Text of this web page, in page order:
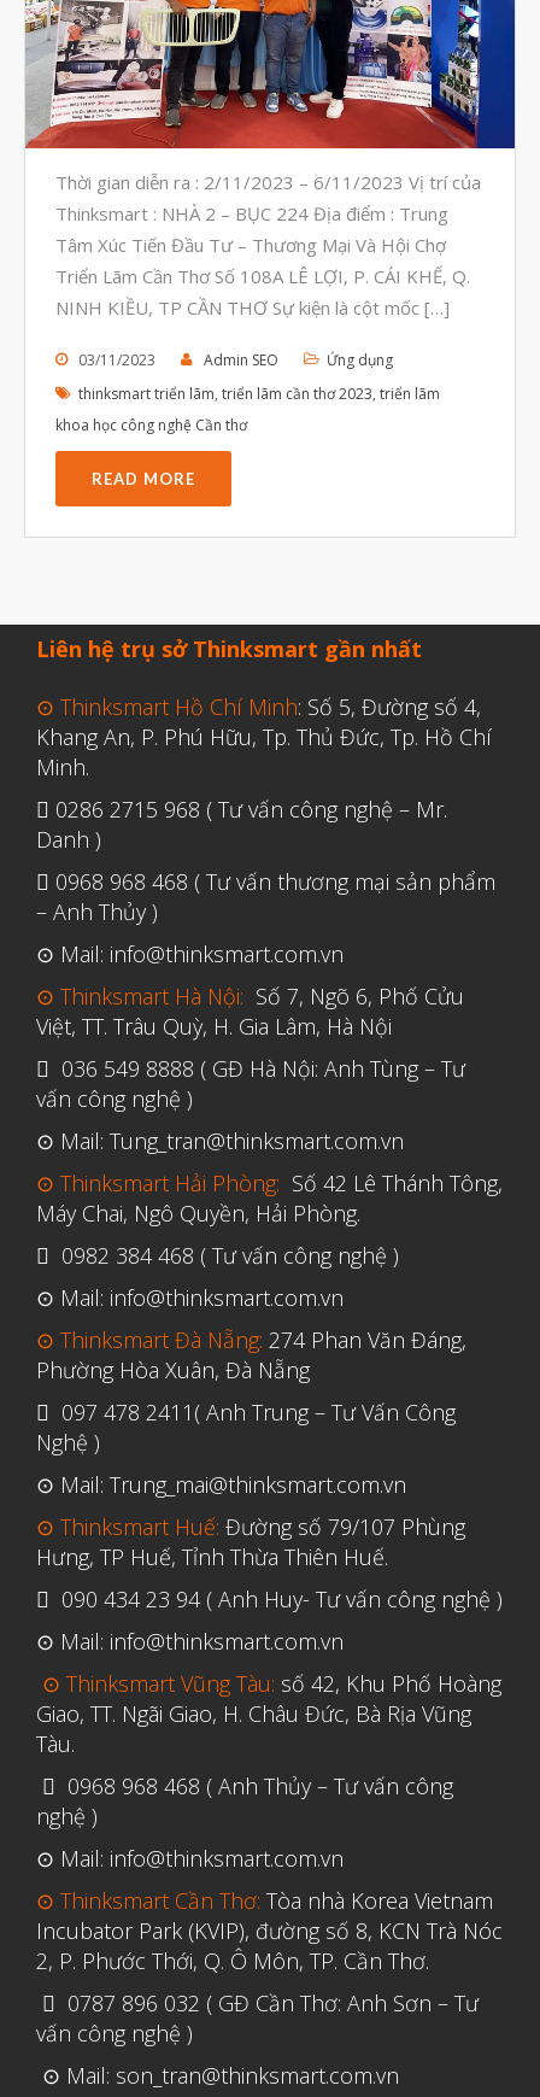
Tháng Tám 2023
Tháng Bảy 2023
Tháng Sáu 2023
Tháng Năm 2023
Tháng Ba 2023
Tháng Hai 2023
Tháng Một 2023
Tháng Bảy 2022
Tháng Năm 2022
Tháng Tư 2022
Tháng Ba 2022
Tháng Hai 2022
Tháng Mười Một 2021
Tháng Chín 2021
Tháng Tám 2021
Tháng Bảy 2021
Tháng Sáu 2021
Tháng Ba 2021
Tháng Một 2021
Tháng Mười Một 2020
Tháng Mười 2020
Tháng Chín 2020
Tháng Bảy 2020
Tháng Sáu 2020
Tháng Tư 2020
Tháng Ba 2020
Tháng Hai 2020
Tháng Mười Hai 2019
Tháng Mười 2019
Tháng Chín 2019
Tháng Tám 2019
Tháng Năm 2019
Thời gian diễn ra : 2/11/2023 – 6/11/2023 Vị trí của
Thinksmart : NHÀ 2 – BỤC 224 Địa điểm : Trung
Tâm Xúc Tiến Đầu Tư – Thương Mại Và Hội Chợ
Triển Lãm Cần Thơ Số 108A LÊ LỢI, P. CÁI KHẾ, Q.
NINH KIỀU, TP CẦN THƠ Sự kiện là cột mốc […]
03/11/2023 Admin SEO
Ứng dụng
thinksmart triển lãm, triển lãm cần thơ 2023, triển lãm
khoa học công nghệ Cần thơ
READ MORE
Liên hệ trụ sở Thinksmart gần nhất
⊙ Thinksmart Hồ Chí Minh: Số 5, Đường số 4,
Khang An, P. Phú Hữu, Tp. Thủ Đức, Tp. Hồ Chí
Minh.
0286 2715 968 ( Tư vấn công nghệ – Mr.
Danh )
0968 968 468 ( Tư vấn thương mại sản phẩm
– Anh Thủy )
⊙ Mail: info@thinksmart.com.vn
⊙ Thinksmart Hà Nội: Số 7, Ngõ 6, Phố Cửu
Việt, TT. Trâu Quỳ, H. Gia Lâm, Hà Nội
036 549 8888 ( GĐ Hà Nội: Anh Tùng – Tư
vấn công nghệ )
⊙ Mail: Tung_tran@thinksmart.com.vn
⊙ Thinksmart Hải Phòng: Số 42 Lê Thánh Tông,
Máy Chai, Ngô Quyền, Hải Phòng.
0982 384 468 ( Tư vấn công nghệ )
⊙ Mail: info@thinksmart.com.vn
⊙ Thinksmart Đà Nẵng: 274 Phan Văn Đáng,
Phường Hòa Xuân, Đà Nẵng
097 478 2411( Anh Trung – Tư Vấn Công
Nghệ )
⊙ Mail: Trung_mai@thinksmart.com.vn
⊙ Thinksmart Huế: Đường số 79/107 Phùng
Hưng, TP Huế, Tỉnh Thừa Thiên Huế.
090 434 23 94 ( Anh Huy- Tư vấn công nghệ )
⊙ Mail: info@thinksmart.com.vn
⊙ Thinksmart Vũng Tàu: số 42, Khu Phố Hoàng
Giao, TT. Ngãi Giao, H. Châu Đức, Bà Rịa Vũng
Tàu.
0968 968 468 ( Anh Thủy – Tư vấn công
nghệ )
⊙ Mail: info@thinksmart.com.vn
⊙ Thinksmart Cần Thơ: Tòa nhà Korea Vietnam
Incubator Park (KVIP), đường số 8, KCN Trà Nóc
2, P. Phước Thới, Q. Ô Môn, TP. Cần Thơ.
0787 896 032 ( GĐ Cần Thơ: Anh Sơn – Tư
vấn công nghệ )
⊙ Mail: son_tran@thinksmart.com.vn